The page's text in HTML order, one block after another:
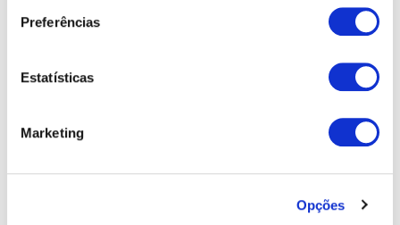
Preferências
Estatísticas
Marketing
Opções